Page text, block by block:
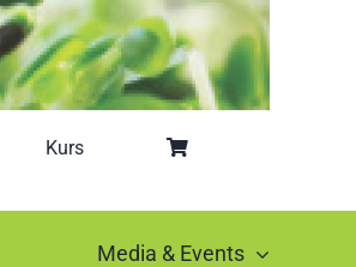
Kurs
Media & Events